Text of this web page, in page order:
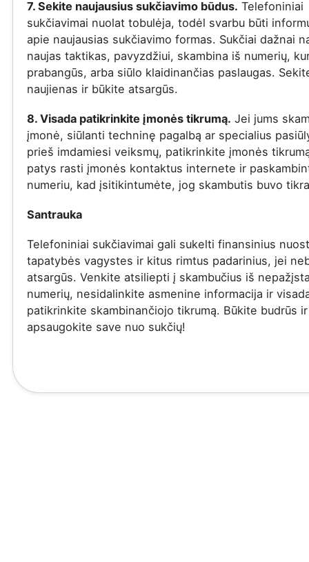
7. Sekite naujausius sukčiavimo būdus. Telefoniniai
sukčiavimai nuolat tobulėja, todėl svarbu būti
apie naujausias sukčiavimo formas. Sukčiai dažnai
naujas taktikas, pavyzdžiui, skambina iš numerių,
prabangūs, arba siūlo klaidinančias paslaugas.
naujienas ir būkite atsargūs.
8. Visada patikrinkite įmonės tikrumą. Jei jums
įmonė, siūlanti techninę pagalbą ar specialius
prieš imdamiesi veiksmų, patikrinkite įmonės
patys rasti įmonės kontaktus internete ir
numeriu, kad įsitikintumėte, jog skambutis buvo
Santrauka
Telefoniniai sukčiavimai gali sukelti finansinius
tapatybės vagystes ir kitus rimtus padarinius, jei
atsargūs. Venkite atsiliepti į skambučius iš
numerių, nesidalinkite asmenine informacija ir
patikrinkite skambinančiojo tikrumą. Būkite budrūs ir
apsaugokite save nuo sukčių!